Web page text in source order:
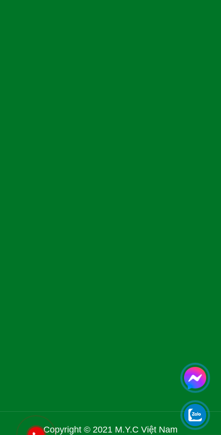
Copyright © 2021 M.Y.C Việt Nam